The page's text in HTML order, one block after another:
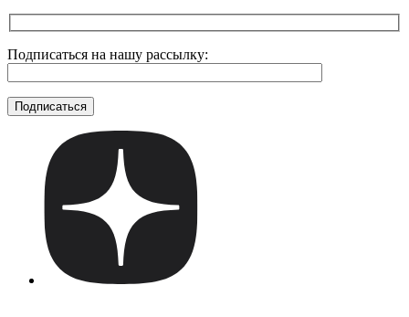
Подписаться на нашу рассылку: